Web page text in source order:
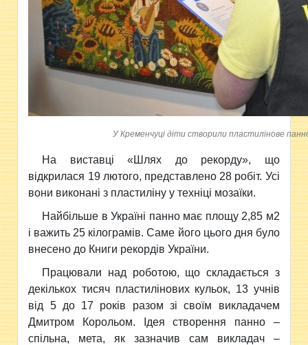
У Кременчуці діти створили пластилінове
На виставці «Шлях до рекорду», що
відкрилася 19 лютого, представлено 28 робіт. Усі
вони виконані з пластиліну у техніці мозаїки.
Найбільше в Україні панно має площу 2,85 м2
і важить 25 кілограмів. Саме його цього дня було
внесено до Книги рекордів України.
Працювали над роботою, що складається з
декількох тисяч пластилінових кульок, 13 учнів
від 5 до 17 років разом зі своїм викладачем
Дмитром Корольом. Ідея створення панно –
спільна, мета, як зазначив сам викладач –